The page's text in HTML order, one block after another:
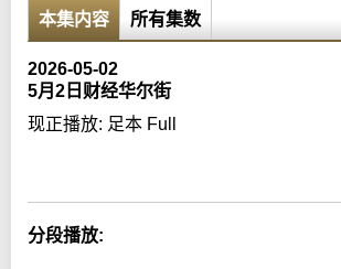
本集内容 所有集数
2026-05-02
5月2日财经华尔街
现正播放: 足本 Full
分段播放: